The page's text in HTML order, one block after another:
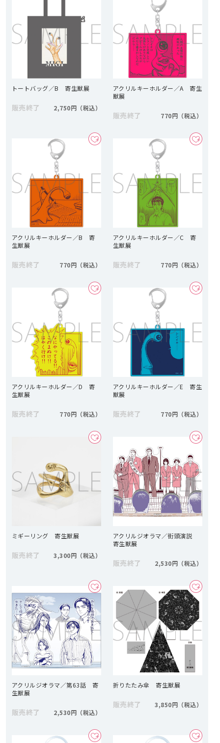
トートバッグ／B 寄生獣展
販売終了 2,750円
アクリルキーホルダー／A 寄生
獣展
販売終了 770円
アクリルキーホルダー／B 寄
生獣展
販売終了 770円
アクリルキーホルダー／C 寄
生獣展
販売終了 770円
アクリルキーホルダー／D 寄
生獣展
販売終了 770円
アクリルキーホルダー／E 寄生
獣展
販売終了 770円
ミギーリング 寄生獣展
販売終了 3,300円
アクリルジオラマ／街頭演説
寄生獣展
販売終了 2,530円
アクリルジオラマ／第63話 寄
生獣展
販売終了 2,530円
折りたたみ傘 寄生獣展
販売終了 3,850円